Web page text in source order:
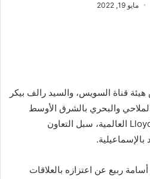
مايو 19, 2022
قناة السويس، والسيد رالف بيكر
والبحري بالشرق الأوسط
وإفريقيا بمنظمة Lloyd’s Register العالمية، سبل التعاون
ربيع عن اعتزازه بالعلاقات